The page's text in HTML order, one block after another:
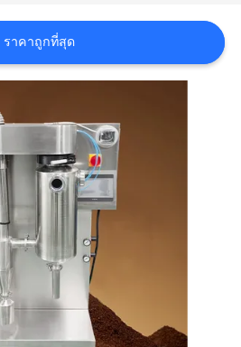
ราคาถูกที่สุด